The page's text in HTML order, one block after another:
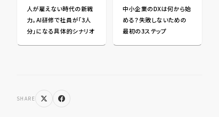
人が雇えない時代の新戦
力。AI研修で社員が「3人
分」になる具体的シナリオ
中小企業のDXは何から始
める？失敗しないための
最初の3ステップ
SHARE